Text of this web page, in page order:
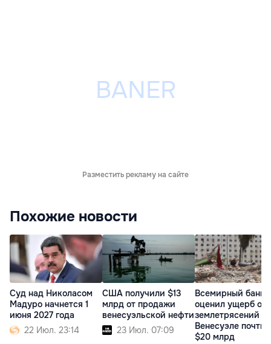
Разместить рекламу на сайте
Похожие новости
Суд над Николасом
Мадуро начнется 1
июня 2027 года
22 Июл. 23:14
США получили $13
млрд от продажи
венесуэльской нефти
23 Июл. 07:09
Всемирный банк
оценил ущерб от
землетрясений в
Венесуэле почти
$20 млрд